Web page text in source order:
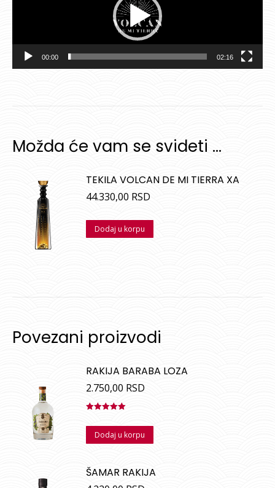
00:00 02:16
Možda će vam se svideti …
TEKILA VOLCAN DE MI TIERRA XA
44.330,00 RSD
Dodaj u korpu
Povezani proizvodi
RAKIJA BARABA LOZA
2.750,00 RSD
sa5.00od
Dodaj u korpu
ŠAMAR RAKIJA